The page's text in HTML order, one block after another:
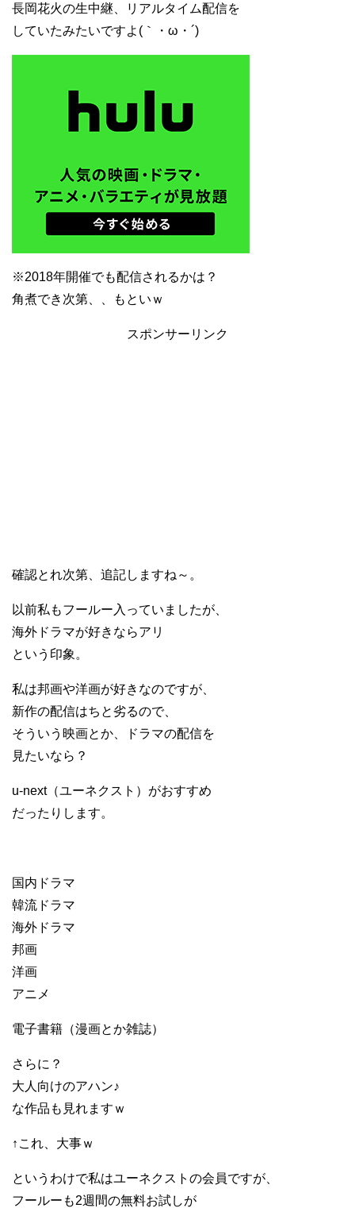
長岡花火の生中継、リアルタイム配信を
していたみたいですよ(｀・ω・´)ゞ
※2018年開催でも配信されるかは？
角煮でき次第、、もといｗ
スポンサーリンク
確認とれ次第、追記しますね～。
以前私もフールー入っていましたが、
海外ドラマが好きならアリ
という印象。
私は邦画や洋画が好きなのですが、
新作の配信はちと劣るので、
そういう映画とか、ドラマの配信を
見たいなら？
u-next（ユーネクスト）がおすすめ
だったりします。
国内ドラマ
韓流ドラマ
海外ドラマ
邦画
洋画
アニメ
電子書籍（漫画とか雑誌）
さらに？
大人向けのアハン♪
な作品も見れますｗ
↑これ、大事ｗ
というわけで私はユーネクストの会員ですが、
フールーも2週間の無料お試しが